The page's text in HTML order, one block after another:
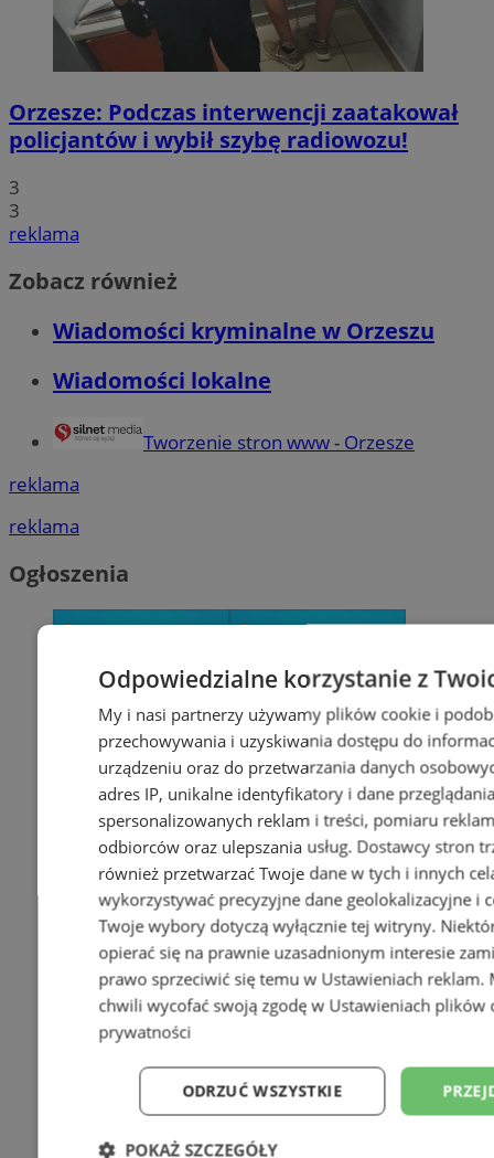
Orzesze: Podczas interwencji zaatakował
policjantów i wybił szybę radiowozu!
3
3
reklama
Zobacz również
Wiadomości kryminalne w Orzeszu
Wiadomości lokalne
Tworzenie stron www - Orzesze
reklama
reklama
Ogłoszenia
Odpowiedzialne korzystanie z
My i nasi partnerzy używamy plików cookie i
przechowywania i uzyskiwania dostępu do
urządzeniu oraz do przetwarzania danych
adres IP, unikalne identyfikatory i dane
spersonalizowanych reklam i treści, pomiaru
odbiorców oraz ulepszania usług. Dostawcy stron
również przetwarzać Twoje dane w tych i innych
wykorzystywać precyzyjne dane geolokalizacyjne i
Twoje wybory dotyczą wyłącznie tej witryny.
opierać się na prawnie uzasadnionym interesie
prawo sprzeciwić się temu w Ustawieniach reklam.
chwili wycofać swoją zgodę w Ustawieniach plików
prywatności
ODRZUĆ WSZYSTKIE
POKAŻ SZCZEGÓŁY